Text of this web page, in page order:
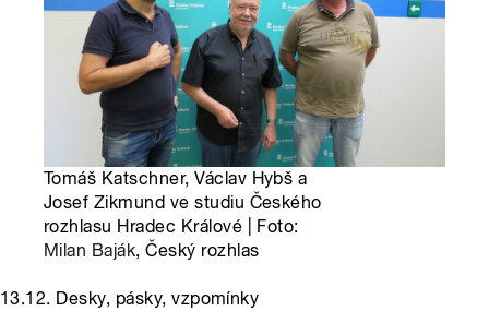
Tomáš Katschner, Václav Hybš a
Josef Zikmund ve studiu Českého
rozhlasu Hradec Králové | Foto:
Milan Baják, Český rozhlas
13.12. Desky, pásky, vzpomínky